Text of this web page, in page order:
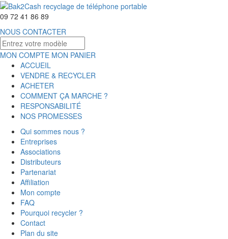
09 72 41 86 89
NOUS CONTACTER
MON COMPTE MON PANIER
ACCUEIL
VENDRE & RECYCLER
ACHETER
COMMENT ÇA MARCHE ?
RESPONSABILITÉ
NOS PROMESSES
Qui sommes nous ?
Entreprises
Associations
Distributeurs
Partenariat
Affiliation
Mon compte
FAQ
Pourquoi recycler ?
Contact
Plan du site